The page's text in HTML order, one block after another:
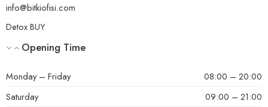
info@bitkiofisi.com
Detox BUY
Opening Time
Monday – Friday
08:00 – 20:00
Saturday
09:00 – 21:00